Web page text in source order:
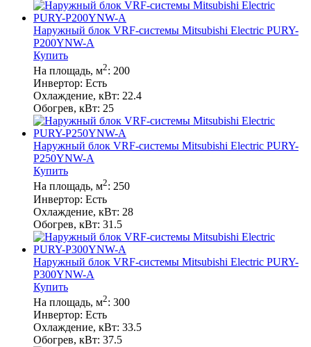
Наружный блок VRF-системы Mitsubishi Electric PURY-
P200YNW-A
Купить
На площадь, м2: 200
Инвертор: Есть
Охлаждение, кВт: 22.4
Обогрев, кВт: 25
Наружный блок VRF-системы Mitsubishi Electric PURY-
P250YNW-A
Купить
На площадь, м2: 250
Инвертор: Есть
Охлаждение, кВт: 28
Обогрев, кВт: 31.5
Наружный блок VRF-системы Mitsubishi Electric PURY-
P300YNW-A
Купить
На площадь, м2: 300
Инвертор: Есть
Охлаждение, кВт: 33.5
Обогрев, кВт: 37.5